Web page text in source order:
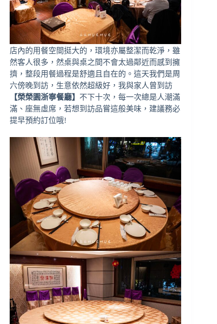
店內的用餐空間挺大的，環境亦屬整潔而乾淨，雖
然客人很多，然桌與桌之間不會太過鄰近而感到擁
擠，整段用餐過程是舒適且自在的。這天我們是周
六傍晚到訪，生意依然超級好，我與家人曾到訪
【榮榮園浙寧餐廳】 不下十次，每一次總是人潮滿
滿、座無虛席，若想到訪品嘗這般美味，建議務必
提早預約訂位哦!